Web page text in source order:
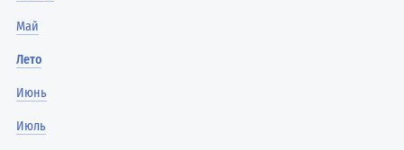
Май
Лето
Июнь
Июль